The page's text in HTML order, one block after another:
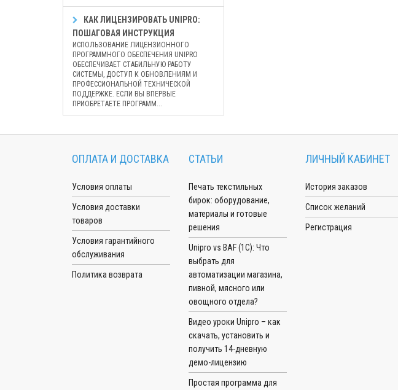
КАК ЛИЦЕНЗИРОВАТЬ UNIPRO:
ПОШАГОВАЯ ИНСТРУКЦИЯ
ИСПОЛЬЗОВАНИЕ ЛИЦЕНЗИОННОГО
ПРОГРАММНОГО ОБЕСПЕЧЕНИЯ UNIPRO
ОБЕСПЕЧИВАЕТ СТАБИЛЬНУЮ РАБОТУ
СИСТЕМЫ, ДОСТУП К ОБНОВЛЕНИЯМ И
ПРОФЕССИОНАЛЬНОЙ ТЕХНИЧЕСКОЙ
ПОДДЕРЖКЕ. ЕСЛИ ВЫ ВПЕРВЫЕ
ПРИОБРЕТАЕТЕ ПРОГРАММ...
ОПЛАТА И ДОСТАВКА
Условия оплаты
Условия доставки
товаров
Условия гарантийного
обслуживания
Политика возврата
СТАТЬИ
Печать текстильных
бирок: оборудование,
материалы и готовые
решения
Unipro vs BAF (1С): Что
выбрать для
автоматизации магазина,
пивной, мясного или
овощного отдела?
Видео уроки Unipro – как
скачать, установить и
получить 14-дневную
демо-лицензию
Простая программа для
ЛИЧНЫЙ КАБИНЕТ
История заказов
Список желаний
Регистрация